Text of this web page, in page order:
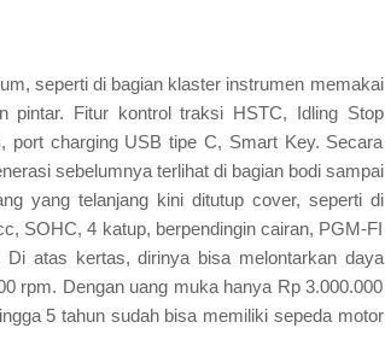
seperti di bagian klaster instrumen memakai
pintar. Fitur kontrol traksi HSTC, Idling Stop
port charging USB tipe C, Smart Key. Secara
sebelumnya terlihat di bagian bodi sampai
yang telanjang kini ditutup cover, seperti di
SOHC, 4 katup, berpendingin cairan, PGM-FI
atas kertas, dirinya bisa melontarkan daya
rpm. Dengan uang muka hanya Rp 3.000.000
5 tahun sudah bisa memiliki sepeda motor